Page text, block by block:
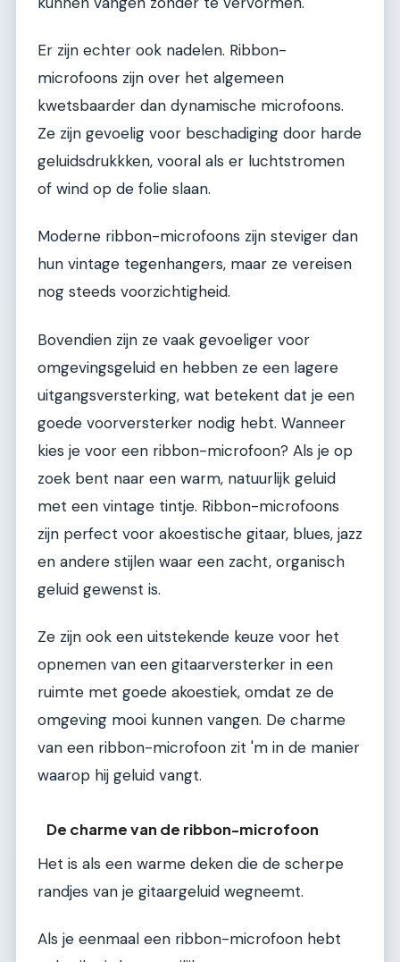
Er zijn echter ook nadelen. Ribbon-
microfoons zijn over het algemeen
kwetsbaarder dan dynamische microfoons.
Ze zijn gevoelig voor beschadiging door harde
geluidsdrukkken, vooral als er luchtstromen
of wind op de folie slaan.
Moderne ribbon-microfoons zijn steviger dan
hun vintage tegenhangers, maar ze vereisen
nog steeds voorzichtigheid.
Bovendien zijn ze vaak gevoeliger voor
omgevingsgeluid en hebben ze een lagere
uitgangsversterking, wat betekent dat je een
goede voorversterker nodig hebt. Wanneer
kies je voor een ribbon-microfoon? Als je op
zoek bent naar een warm, natuurlijk geluid
met een vintage tintje. Ribbon-microfoons
zijn perfect voor akoestische gitaar, blues, jazz
en andere stijlen waar een zacht, organisch
geluid gewenst is.
Ze zijn ook een uitstekende keuze voor het
opnemen van een gitaarversterker in een
ruimte met goede akoestiek, omdat ze de
omgeving mooi kunnen vangen. De charme
van een ribbon-microfoon zit 'm in de manier
waarop hij geluid vangt.
De charme van de ribbon-microfoon
Het is als een warme deken die de scherpe
randjes van je gitaargeluid wegneemt.
Als je eenmaal een ribbon-microfoon hebt